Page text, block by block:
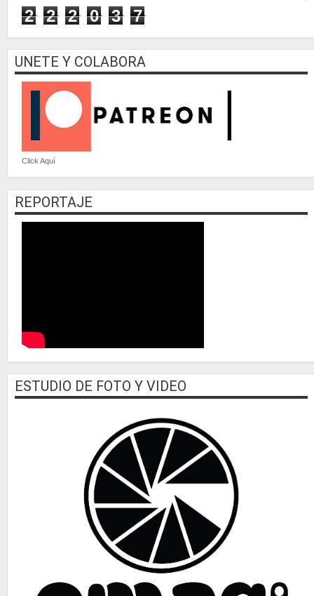
2 2 2 0 3 7
UNETE Y COLABORA
Click Aquí
REPORTAJE
ESTUDIO DE FOTO Y VIDEO